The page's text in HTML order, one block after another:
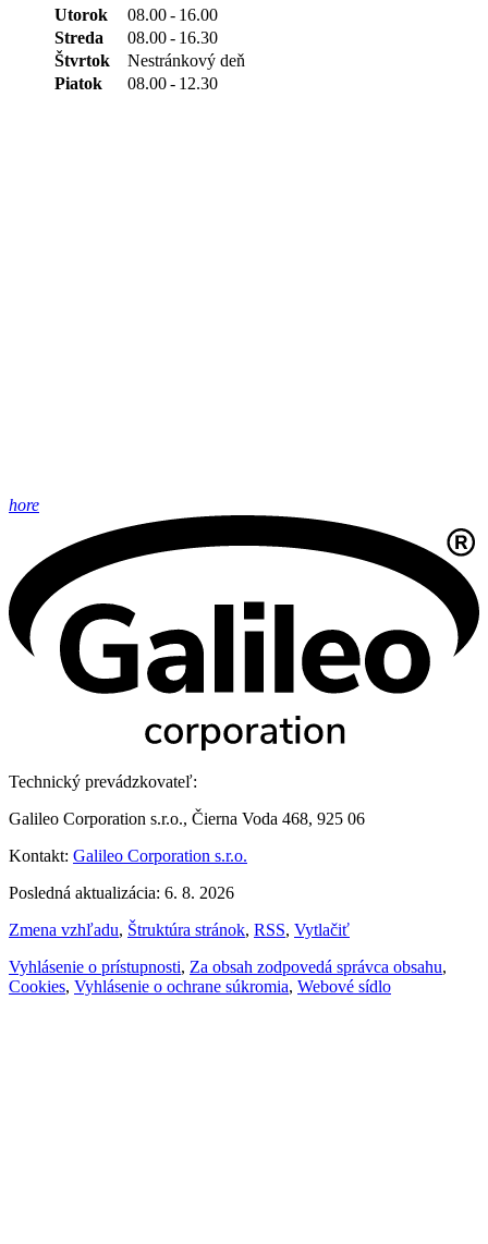
Utorok
08.00- 16.00
Streda
08.00- 16.30
Štvrtok
Nestránkový deň
Piatok
08.00- 12.30
hore
Technický prevádzkovateľ:
Galileo Corporation s.r.o., Čierna Voda 468, 925 06
Kontakt: Galileo Corporation s.r.o.
Posledná aktualizácia: 6. 8. 2026
Zmena vzhľadu, Štruktúra stránok, RSS, Vytlačiť
Vyhlásenie o prístupnosti, Za obsah zodpovedá správca obsahu,
Cookies, Vyhlásenie o ochrane súkromia, Webové sídlo